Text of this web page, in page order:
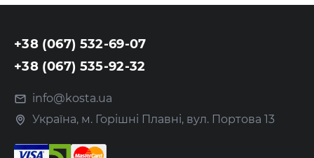
+38 (067) 532-69-07
+38 (067) 535-92-32
info@kosta.ua
Україна, м. Горішні Плавні, вул. Портова 13